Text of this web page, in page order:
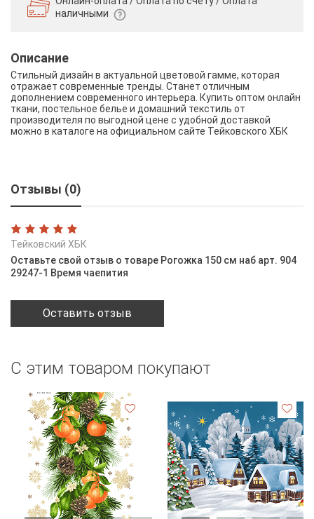
наличными
Описание
Стильный дизайн в актуальной цветовой гамме, которая
отражает современные тренды. Станет отличным
дополнением современного интерьера. Купить оптом онлайн
ткани, постельное белье и домашний текстиль от
производителя по выгодной цене с удобной доставкой
можно в каталоге на официальном сайте Тейковского ХБК
Отзывы (0)
Тейковский ХБК
Оставьте свой отзыв о товаре Рогожка 150 см наб арт. 904
29247-1 Время чаепития
Оставить отзыв
С этим товаром покупают